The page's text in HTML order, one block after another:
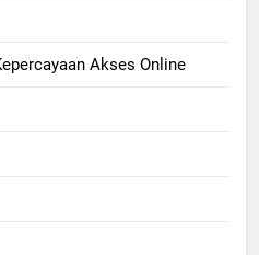
Akses Online